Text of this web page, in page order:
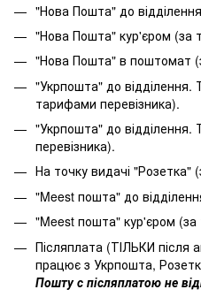
"Нова Пошта" до
"Нова Пошта" кур'єром (за
"Нова Пошта" в поштомат
"Укрпошта" до
тарифами перевізника).
"Укрпошта" до
перевізника).
На точку видачі "Розетка"
"Meest пошта" до
"Meest пошта" кур'єром
Післяплата (ТІЛЬКИ після
працює з Укрпошта,
Пошту с післяплатою не